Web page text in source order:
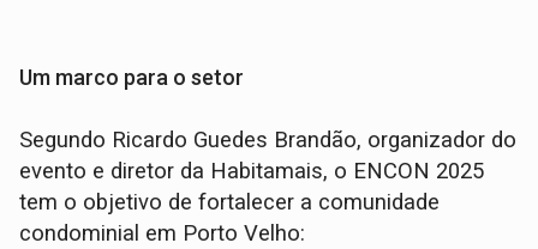
Um marco para o setor
Segundo Ricardo Guedes Brandão, organizador do
evento e diretor da Habitamais, o ENCON 2025
tem o objetivo de fortalecer a comunidade
condominial em Porto Velho: